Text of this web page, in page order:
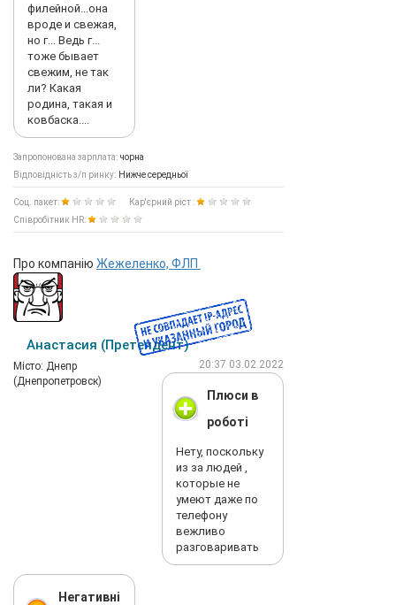
филейной...она
вроде и свежая,
но г... Ведь г...
тоже бывает
свежим, не так
ли? Какая
родина, такая и
ковбаска....
Запропонована зарплата: чорна
Відповідність з/п ринку: Нижче середньої
Соц. пакет:
Кар'єрний ріст :
Співробітник HR:
Про компанію Жежеленко, ФЛП
Анастасия (Претендент)
Мiсто: Днепр
(Днепропетровск)
20:37 03.02.2022
Плюси в
роботі
Нету, поскольку
из за людей ,
которые не
умеют даже по
телефону
вежливо
разговаривать
Негативні